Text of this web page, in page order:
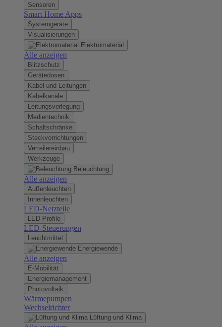
Sensoren
Smart Home Apps
Systemgeräte
Visualisierungen
Elektromaterial
Alle anzeigen
Blitzschutz
Gerätedosen
Kabel und Leitungen
Kabelkanäle
Leitungsverlegung
Medientechnik
Schaltschränke
Steckvorrichtungen
Verteilereinbau
Werkzeuge
Beleuchtung
Alle anzeigen
Außenleuchten
Innenleuchten
LED-Netzteile
LED-Profile
LED-Steuerungen
Leuchtmittel
Energiewende
Alle anzeigen
E-Mobilität
Energiemanagement
Photovoltaik
Wärmepumpen
Wechselrichter
Lüftung und Klima